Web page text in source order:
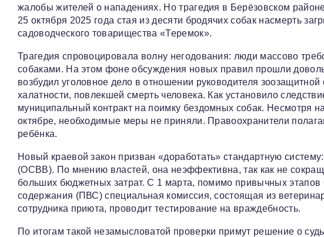
жалобы жителей о нападениях. Но трагедия в Берёзовском
25 октября 2025 года стая из десяти бродячих собак насмерть
садоводческого товарищества «Теремок».
Трагедия спровоцировала волну негодования: люди массово
собаками. На этом фоне обсуждения новых правил прошли
возбудил уголовное дело в отношении руководителя зоозащитной
халатности, повлекшей смерть человека. Как установило
муниципальный контракт на поимку бездомных собак. Несмотря
октябре, необходимые меры не приняли. Правоохранители
ребёнка.
Новый краевой закон призван «доработать» стандартную
(ОСВВ). По мнению властей, она неэффективна, так как не
больших бюджетных затрат. С 1 марта, помимо привычных
содержания (ПВС) специальная комиссия, состоящая из
сотрудника приюта, проводит тестирование на враждебность.
По итогам такой незамысловатой проверки примут решение о